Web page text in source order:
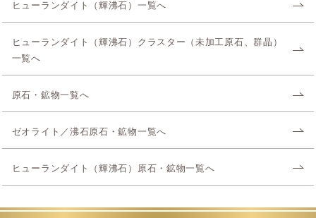
ヒューランダイト（輝沸石）一覧へ
ヒューランダイト（輝沸石）クラスター（未加工原石、群晶）
一覧へ
原石・鉱物一覧へ
ゼオライト／沸石原石・鉱物一覧へ
ヒューランダイト（輝沸石）原石・鉱物一覧へ